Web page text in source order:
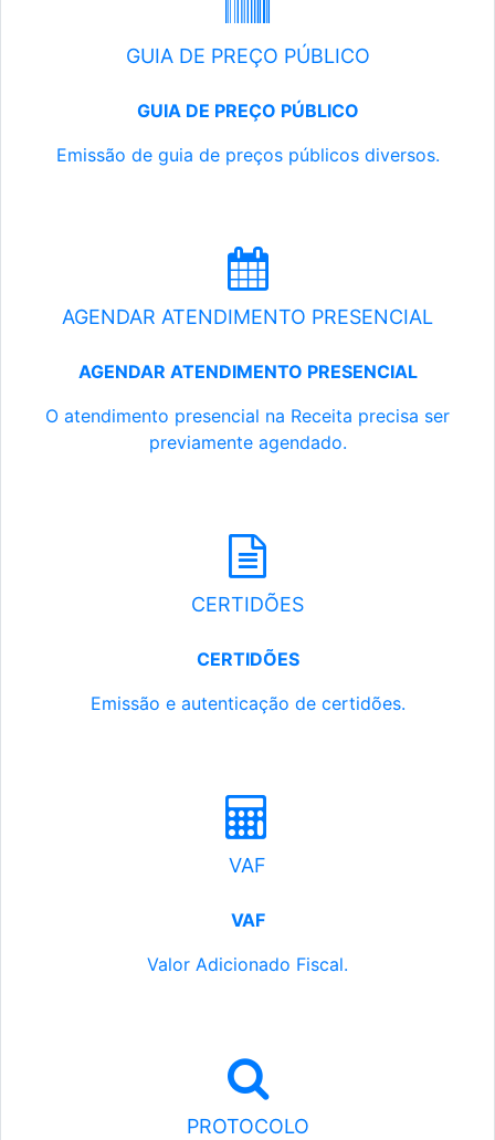
GUIA DE PREÇO PÚBLICO
GUIA DE PREÇO PÚBLICO
Emissão de guia de preços públicos diversos.
AGENDAR ATENDIMENTO PRESENCIAL
AGENDAR ATENDIMENTO PRESENCIAL
O atendimento presencial na Receita precisa ser
previamente agendado.
CERTIDÕES
CERTIDÕES
Emissão e autenticação de certidões.
VAF
VAF
Valor Adicionado Fiscal.
PROTOCOLO